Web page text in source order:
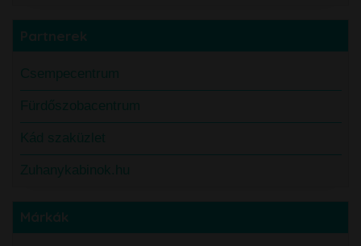
Partnerek
Csempecentrum
Fürdőszobacentrum
Kád szaküzlet
Zuhanykabinok.hu
Márkák